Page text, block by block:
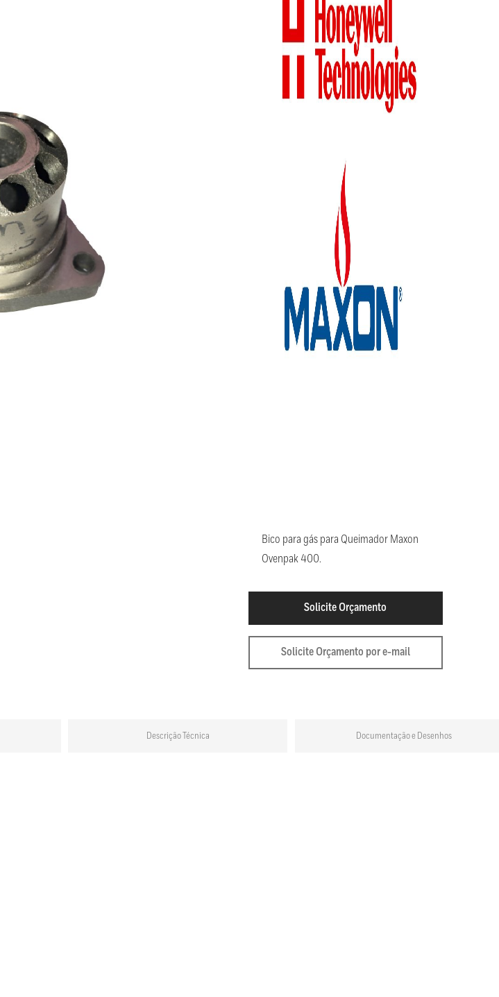
Bico para gás para Queimador Maxon
Ovenpak 400.
Solicite Orçamento
Solicite Orçamento por e-mail
Descrição Técnica Documentação e Desenhos